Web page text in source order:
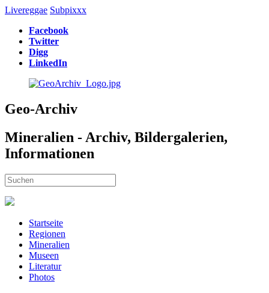
Livereggae Subpixxx
Facebook
Twitter
Digg
LinkedIn
Geo-Archiv
Mineralien - Archiv, Bildergalerien,
Informationen
Startseite
Regionen
Mineralien
Museen
Literatur
Photos